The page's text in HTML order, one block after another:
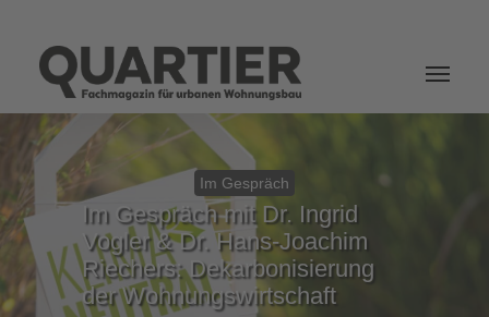
Im Gespräch
Im Gespräch mit Dr. Ingrid
Vogler & Dr. Hans-Joachim
Riechers: Dekarbonisierung
der Wohnungswirtschaft